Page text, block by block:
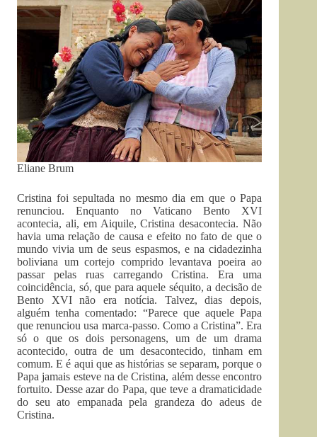
Eliane Brum
Cristina foi sepultada no mesmo dia em que o Papa
renunciou. Enquanto no Vaticano Bento XVI
acontecia, ali, em Aiquile, Cristina desacontecia. Não
havia uma relação de causa e efeito no fato de que o
mundo vivia um de seus espasmos, e na cidadezinha
boliviana um cortejo comprido levantava poeira ao
passar pelas ruas carregando Cristina. Era uma
coincidência, só, que para aquele séquito, a decisão de
Bento XVI não era notícia. Talvez, dias depois,
alguém tenha comentado: “Parece que aquele Papa
que renunciou usa marca-passo. Como a Cristina”. Era
só o que os dois personagens, um de um drama
acontecido, outra de um desacontecido, tinham em
comum. E é aqui que as histórias se separam, porque o
Papa jamais esteve na de Cristina, além desse encontro
fortuito. Desse azar do Papa, que teve a dramaticidade
do seu ato empanada pela grandeza do adeus de
Cristina.